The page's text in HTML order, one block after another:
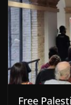
Free